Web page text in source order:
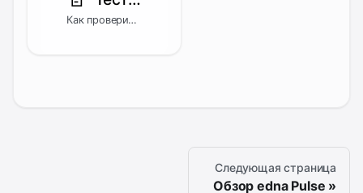
Как проверить отправку тестового сообщения по API для канала WhatsApp в личном кабинете edna Pulse.
Следующая страница
Обзор edna Pulse